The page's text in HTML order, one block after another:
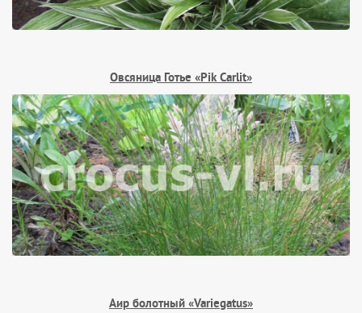
Овсяница Готье «Pik Carlit»
Аир болотный «Variegatus»